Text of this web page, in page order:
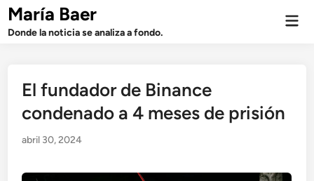
Saltar
contenido
María Baer
Donde la noticia se analiza a fondo.
El fundador de Binance
condenado a 4 meses de prisión
abril 30, 2024